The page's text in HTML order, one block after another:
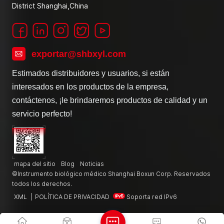
District Shanghai,China
exportar@shbxyl.com
Estimados distribuidores y usuarios, si están
interesados en los productos de la empresa,
contáctenos, ¡le brindaremos productos de calidad y un
servicio perfecto!
mapa del sitio Blog
Noticias
©Instrumento biológico médico Shanghai Boxun Corp. Reservados
todos los derechos.
XML
POLÍTICA DE PRIVACIDAD Soporta red IPv6